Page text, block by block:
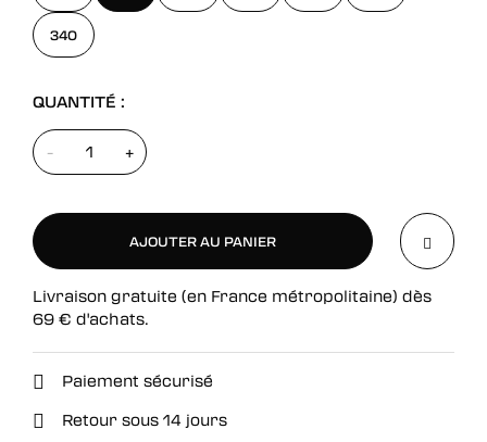
340
QUANTITÉ :
- +
AJOUTER AU PANIER
AJOUTER AU PANIER
Livraison gratuite (en France métropolitaine) dès
69 € d'achats.
Paiement sécurisé
Retour sous 14 jours